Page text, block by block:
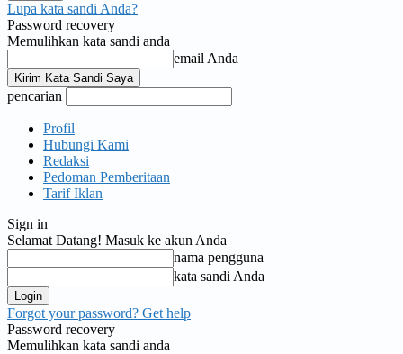
Lupa kata sandi Anda?
Password recovery
Memulihkan kata sandi anda
email Anda
pencarian
Profil
Hubungi Kami
Redaksi
Pedoman Pemberitaan
Tarif Iklan
Sign in
Selamat Datang! Masuk ke akun Anda
nama pengguna
kata sandi Anda
Forgot your password? Get help
Password recovery
Memulihkan kata sandi anda